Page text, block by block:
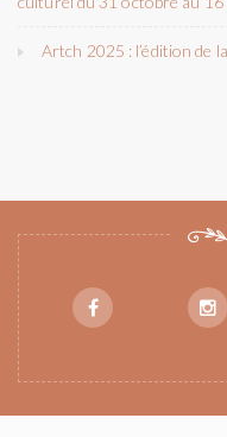
Artch 2025 : l’édition de